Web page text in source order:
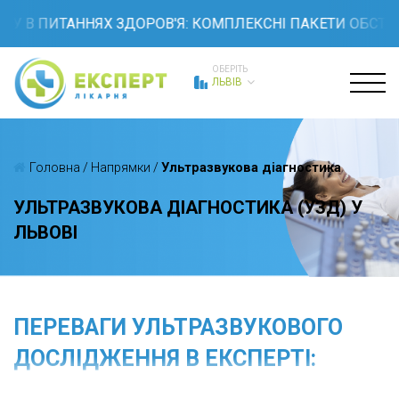
ЗДОРОВ'Я: КОМПЛЕКСНІ ПАКЕТИ ОБСТЕЖЕНЬ
ОБЕРІТЬ
ЛЬВІВ
Головна / Напрямки /Ультразвукова діагностика
УЛЬТРАЗВУКОВА ДІАГНОСТИКА (УЗД) У
ЛЬВОВІ
ПЕРЕВАГИ УЛЬТРАЗВУКОВОГО
ДОСЛІДЖЕННЯ В ЕКСПЕРТІ: